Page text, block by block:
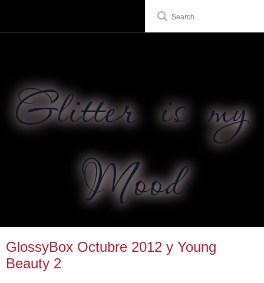
Glitter is my
Mood
GlossyBox Octubre 2012 y Young
Beauty 2